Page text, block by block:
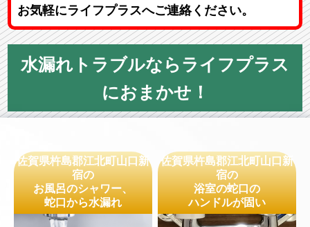
お気軽にライフプラスへご連絡ください。
水漏れトラブルならライフプラス
におまかせ！
佐賀県杵島郡江北町山口新
宿の
お風呂のシャワー、
蛇口から水漏れ
佐賀県杵島郡江北町山口新
宿の
浴室の蛇口の
ハンドルが固い